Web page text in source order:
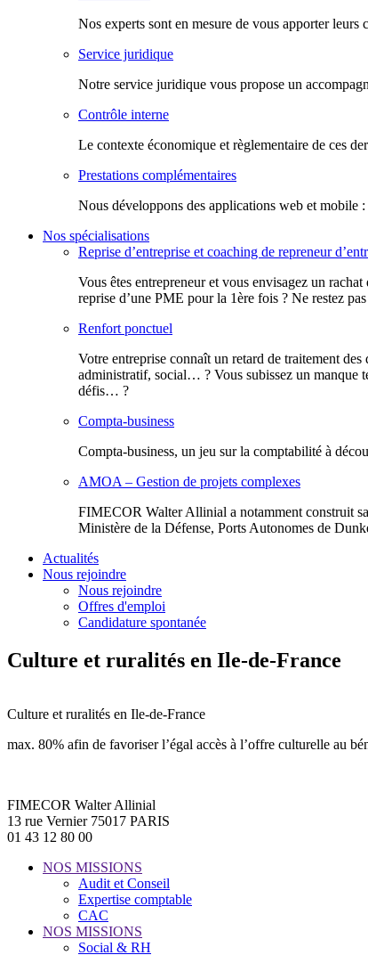
Nos experts sont en mesure de vous apporter
Service juridique
Notre service juridique vous propose un
Contrôle interne
Le contexte économique et règlementaire de ces
Prestations complémentaires
Nous développons des applications web et
Nos spécialisations
Reprise d’entreprise et coaching de repreneur
Vous êtes entrepreneur et vous envisagez un
reprise d’une PME pour la 1ère fois ? Ne restez
Renfort ponctuel
Votre entreprise connaît un retard de traitement
administratif, social… ? Vous subissez un manque
défis… ?
Compta-business
Compta-business, un jeu sur la comptabilité à
AMOA – Gestion de projets complexes
FIMECOR Walter Allinial a notamment construit
Ministère de la Défense, Ports Autonomes de
Actualités
Nous rejoindre
Nous rejoindre
Offres d'emploi
Candidature spontanée
Culture et ruralités en Ile-de-France
Culture et ruralités en Ile-de-France
max. 80% afin de favoriser l’égal accès à l’offre culturelle au
FIMECOR Walter Allinial
13 rue Vernier 75017 PARIS
01 43 12 80 00
NOS MISSIONS
Audit et Conseil
Expertise comptable
CAC
NOS MISSIONS
Social & RH